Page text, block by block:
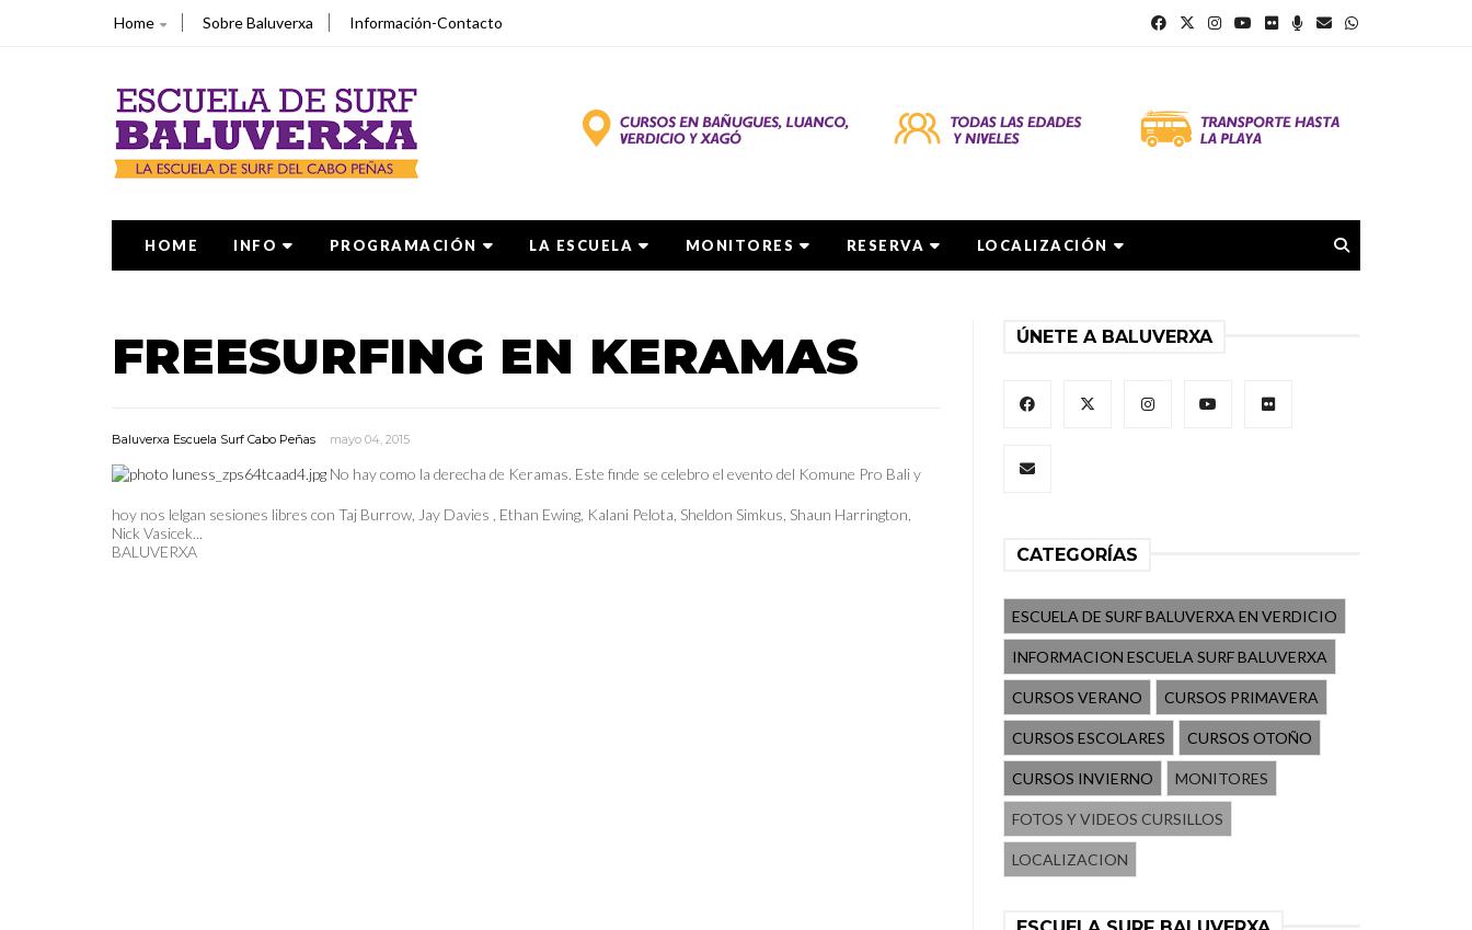
Home Sobre Baluverxa Información-Contacto
HOME INFO PROGRAMACIÓN LA ESCUELA MONITORES RESERVA LOCALIZACIÓN
FREESURFING EN KERAMAS
Baluverxa Escuela Surf Cabo Peñas mayo 04, 2015
No hay como la derecha de Keramas. Este finde se celebro el evento del Komune Pro Bali y
hoy nos lelgan sesiones libres con Taj Burrow, Jay Davies , Ethan Ewing, Kalani Pelota, Sheldon Simkus, Shaun Harrington,
Nick Vasicek...
BALUVERXA
ÚNETE A BALUVERXA
CATEGORÍAS
ESCUELA DE SURF BALUVERXA EN VERDICIO
INFORMACION ESCUELA SURF BALUVERXA
CURSOS VERANO CURSOS PRIMAVERA
CURSOS ESCOLARES CURSOS OTOÑO
CURSOS INVIERNO MONITORES
FOTOS Y VIDEOS CURSILLOS
LOCALIZACION